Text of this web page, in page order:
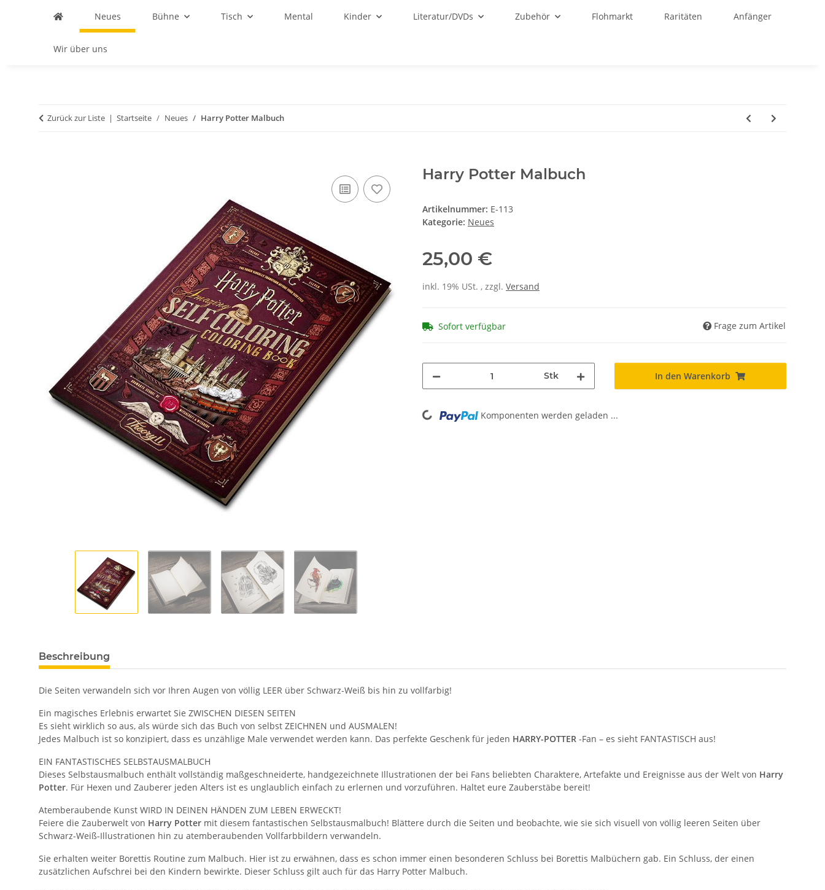
Neues Bühne Tisch Mental Kinder Literatur/DVDs Zubehör Flohmarkt Raritäten Anfänger
Wir über uns
Zurück zur Liste Startseite Neues Harry Potter Malbuch
Harry Potter Malbuch
Artikelnummer: E-113
Kategorie: Neues
25,00 €
inkl. 19% USt. , zzgl. Versand
Sofort verfügbar Frage zum Artikel
Stk In den Warenkorb
Loading... Komponenten werden geladen ...
Beschreibung
Die Seiten verwandeln sich vor Ihren Augen von völlig LEER über Schwarz-Weiß bis hin zu vollfarbig!
Ein magisches Erlebnis erwartet Sie ZWISCHEN DIESEN SEITEN
Es sieht wirklich so aus, als würde sich das Buch von selbst ZEICHNEN und AUSMALEN!
Jedes Malbuch ist so konzipiert, dass es unzählige Male verwendet werden kann. Das perfekte Geschenk für jeden HARRY-POTTER -Fan – es sieht FANTASTISCH aus!
EIN FANTASTISCHES SELBSTAUSMALBUCH
Dieses Selbstausmalbuch enthält vollständig maßgeschneiderte, handgezeichnete Illustrationen der bei Fans beliebten Charaktere, Artefakte und Ereignisse aus der Welt von Harry
Potter. Für Hexen und Zauberer jeden Alters ist es unglaublich einfach zu erlernen und vorzuführen. Haltet eure Zauberstäbe bereit!
Atemberaubende Kunst WIRD IN DEINEN HÄNDEN ZUM LEBEN ERWECKT!
Feiere die Zauberwelt von Harry Potter mit diesem fantastischen Selbstausmalbuch! Blättere durch die Seiten und beobachte, wie sie sich visuell von völlig leeren Seiten über
Schwarz-Weiß-Illustrationen hin zu atemberaubenden Vollfarbbildern verwandeln.
Sie erhalten weiter Borettis Routine zum Malbuch. Hier ist zu erwähnen, dass es schon immer einen besonderen Schluss bei Borettis Malbüchern gab. Ein Schluss, der einen
zusätzlichen Aufschrei bei den Kindern bewirkte. Dieser Schluss gilt auch für das Harry Potter Malbuch.